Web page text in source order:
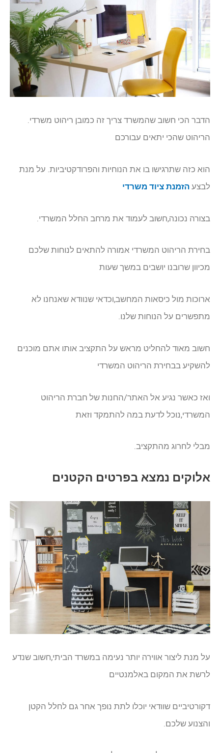
הדבר הכי חשוב שהמשרד צריך זה כמובן ריהוט משרדי.
הריהוט שהכי יתאים עבורכם
הוא כזה שתרגישו בו את הנוחיות והפרודקטיביות. על מנת
לבצע הזמנת ציוד משרדי
בצורה נכונה,חשוב לעמוד את מרחב החלל המשרדי.
בחירת הריהוט המשרדי אמורה להתאים לנוחות שלכם
מכיוון שרובנו יושבים במשך שעות
ארוכות מול כיסאות המחשב,וכדאי שנוודא שאנחנו לא
מתפשרים על הנוחות שלנו.
חשוב מאוד להחליט מראש על התקציב אותו אתם מוכנים
להשקיע בבחירת הריהוט המשרדי
ואז כאשר נגיע אל האתר/החנות של חברת הריהוט
המשרדי,נוכל לדעת במה להתמקד וזאת
מבלי לחרוג מהתקציב.
אלוקים נמצא בפרטים הקטנים
על מנת ליצור אווירה יותר נעימה במשרד הביתי,חשוב שנדע
לרשת את המקום באלמנטיים
דקורטיביים שוודאי יוכלו לתת נופך אחר גם לחלל הקטן
והצנוע שלכם.